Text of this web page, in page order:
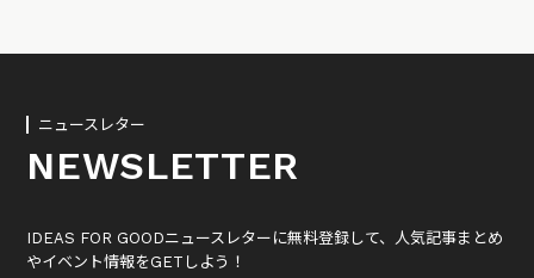
ニュースレター
NEWSLETTER
IDEAS FOR GOODニュースレターに無料登録して、人気記事まとめ
やイベント情報をGETしよう！